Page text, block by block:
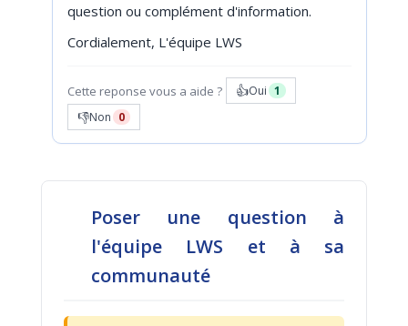
question ou complément d'information.
Cordialement, L'équipe LWS
Cette reponse vous a aide ? 👍Oui 1
👎Non 0
Poser une question à
l'équipe LWS et à sa
communauté